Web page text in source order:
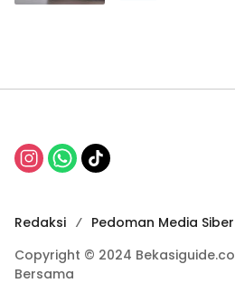
Redaksi
Pedoman Media Siber
Copyright © 2024
Bersama